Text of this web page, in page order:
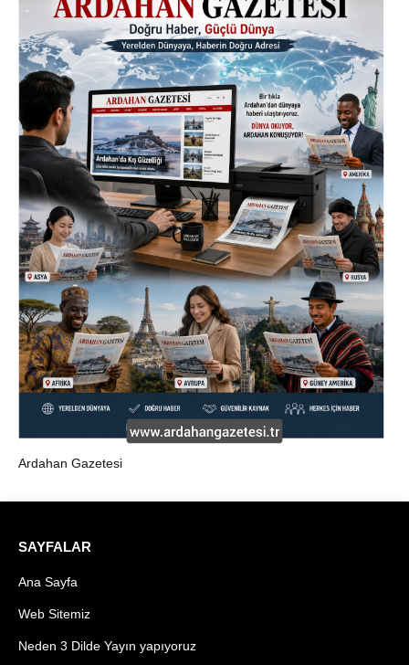
Ardahan Gazetesi
SAYFALAR
Ana Sayfa
Web Sitemiz
Neden 3 Dilde Yayın yapıyoruz